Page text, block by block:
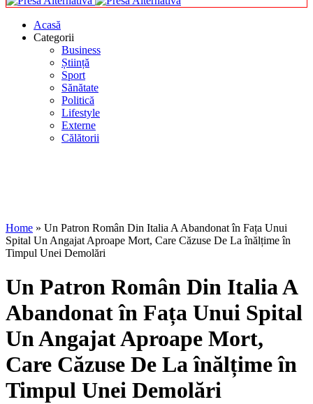
Acasă
Categorii
Business
Știință
Sport
Sănătate
Politică
Lifestyle
Externe
Călătorii
Home » Un Patron Român Din Italia A Abandonat în Fața Unui
Spital Un Angajat Aproape Mort, Care Căzuse De La înălțime în
Timpul Unei Demolări
Un Patron Român Din Italia A
Abandonat în Fața Unui Spital
Un Angajat Aproape Mort,
Care Căzuse De La înălțime în
Timpul Unei Demolări